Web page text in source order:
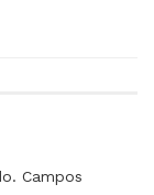
Campos